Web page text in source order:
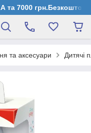
7000 грн.Безкоштовна
та аксесуари Дитячі